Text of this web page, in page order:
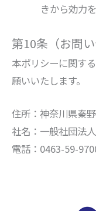
きから効力
第10条（お問い
本ポリシーに関す
願いいたします。
住所：神奈川県秦
社名：一般社団法
電話：0463-59-